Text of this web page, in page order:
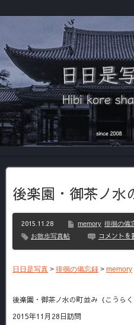
後楽園・御茶ノ水
2015.11.28 memory 徘徊の備
お散歩写真帖
コメントを
日日是写真 > 徘徊の備忘録 > memory
後楽園・御茶ノ水の町並み（こうら
2015年11月28日訪問